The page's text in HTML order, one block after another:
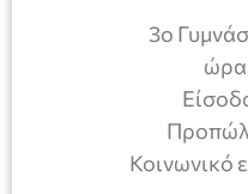
3ο
ώρα
Κοινωνικό